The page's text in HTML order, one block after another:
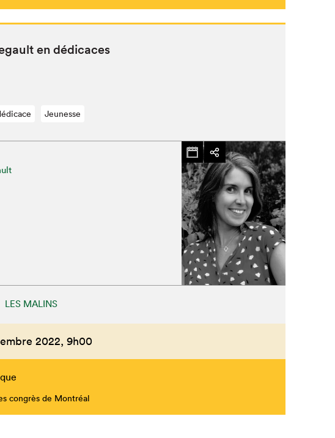
Fermer
en dédicaces
Jeunesse
LES MALINS
2022, 9h00
congrès de Montréal